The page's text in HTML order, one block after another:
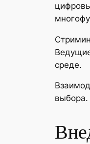
среде.
выбора.